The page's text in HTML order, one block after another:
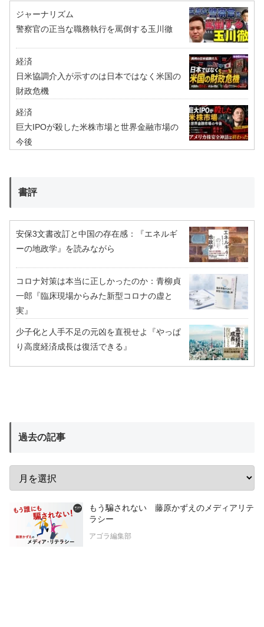
ジャーナリズム
警察官の正当な職務執行を罵倒する玉川徹
経済
日米協調介入が示すのは日本ではなく米国の
財政危機
経済
巨大IPOが殺した米株市場と世界金融市場の
今後
書評
安保3文書改訂と中国の存在感：『エネルギ
ーの地政学』を読みながら
コロナ対策は本当に正しかったのか：青柳貞
一郎『臨床現場からみた新型コロナの虚と
実』
少子化と人手不足の元凶を直視せよ『やっぱ
り高度経済成長は復活できる』
過去の記事
もう騙されない 藤原かずえのメディアリテ
ラシー
アゴラ編集部